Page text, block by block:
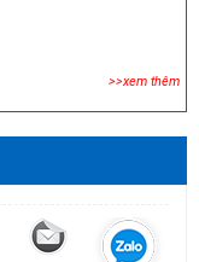
>>xem thêm